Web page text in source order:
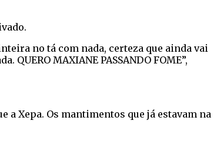
no tá com nada, certeza que ainda vai
MAXIANE PASSANDO FOME”,
a Xepa. Os mantimentos que já estavam na